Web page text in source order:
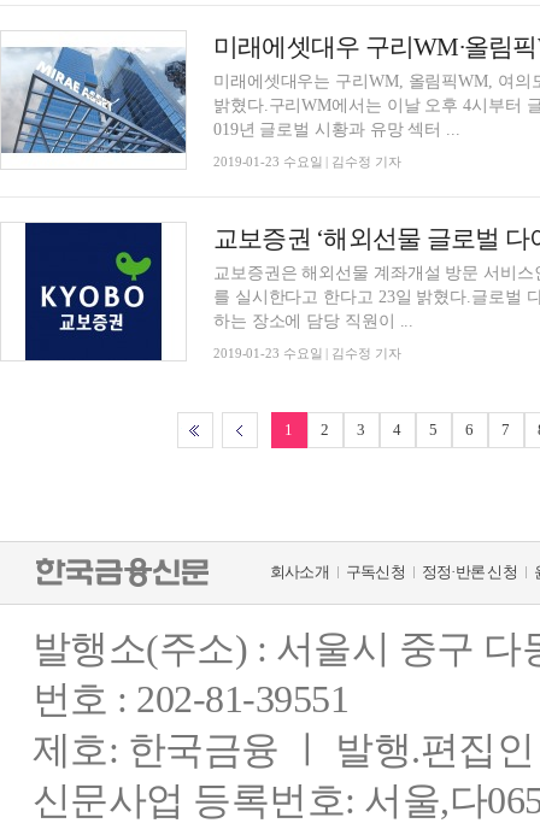
미래에셋대우 구리WM∙올림
미래에셋대우는 구리WM, 올림픽WM, 여
밝혔다.구리WM에서는 이날 오후 4시부터
019년 글로벌 시황과 유망 섹터 ...
2019-01-23 수요일 | 김수정 기자
교보증권 ‘해외선물 글로벌 다
교보증권은 해외선물 계좌개설 방문 서비스
를 실시한다고 한다고 23일 밝혔다.글로벌
하는 장소에 담당 직원이 ...
2019-01-23 수요일 | 김수정 기자
1 2 3 4 5 6 7
회사소개 구독신청 정정·반론 신청
발행소(주소) : 서울시 중구
번호 : 202-81-39551
제호: 한국금융 ㅣ 발행.편집
신문사업 등록번호: 서울,다